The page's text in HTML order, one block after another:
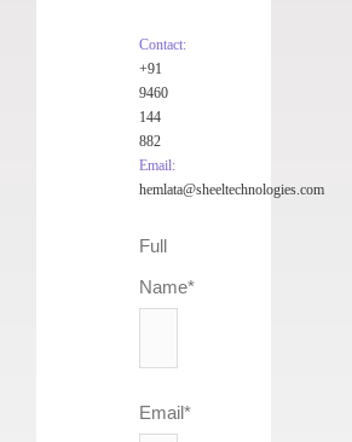
Contact:
+91
9460
144
882
Email:
hemlata@sheeltechnologies.com
Full
Name*
Email*